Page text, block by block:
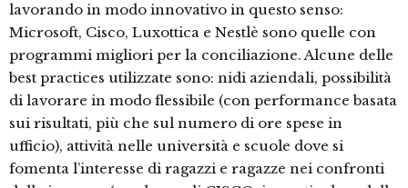
lavorando in modo innovativo in questo senso:
Microsoft, Cisco, Luxottica e Nestlè sono quelle con
programmi migliori per la conciliazione. Alcune delle
best practices utilizzate sono: nidi aziendali, possibilità
di lavorare in modo flessibile (con performance basata
sui risultati, più che sul numero di ore spese in
ufficio), attività nelle università e scuole dove si
fomenta l’interesse di ragazzi e ragazze nei confronti